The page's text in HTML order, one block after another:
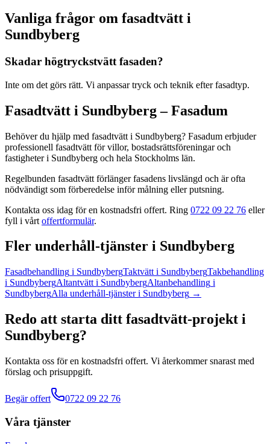
Vanliga frågor om fasadtvätt i
Sundbyberg
Skadar högtryckstvätt fasaden?
Inte om det görs rätt. Vi anpassar tryck och teknik efter fasadtyp.
Fasadtvätt i Sundbyberg– Fasadum
Behöver du hjälp med fasadtvätt i Sundbyberg? Fasadum erbjuder
professionell fasadtvätt för villor, bostadsrättsföreningar och
fastigheteri Sundbyberg och hela Stockholms län.
Regelbunden fasadtvätt förlänger fasadens livslängd och är ofta
nödvändigt som förberedelse inför målning eller putsning.
Kontakta oss idag för en kostnadsfri offert. Ring 0722 09 22 76 eller
fyll i vårt offertformulär.
Fler underhåll-tjänster i Sundbyberg
Fasadbehandling i SundbybergTaktvätt i SundbybergTakbehandling
i SundbybergAltantvätt i SundbybergAltanbehandling i
SundbybergAlla underhåll-tjänsteri Sundbyberg →
Redo att starta ditt fasadtvätt-projekt i
Sundbyberg?
Kontakta oss för en kostnadsfri offert. Vi återkommer snarast med
förslag och prisuppgift.
Begär offert 0722 09 22 76
Våra tjänster